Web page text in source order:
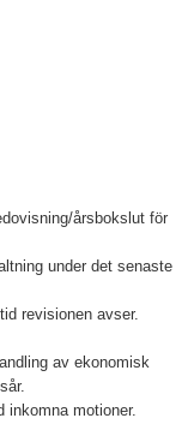
årsbokslut för
under det senaste
revisionen avser.
av ekonomisk
inkomna motioner.